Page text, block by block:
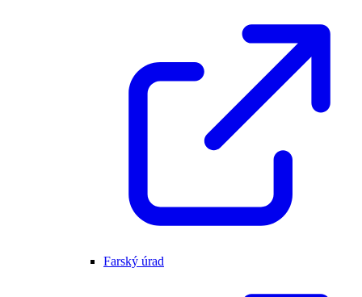
Farský úrad